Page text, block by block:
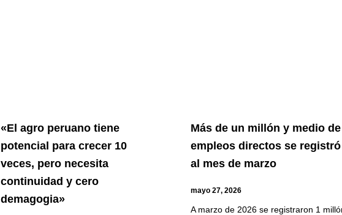
«El agro peruano tiene
potencial para crecer 10
veces, pero necesita
continuidad y cero
demagogia»
Más de un millón y medio de
empleos directos se registró
al mes de marzo
mayo 27, 2026
A marzo de 2026 se registraron 1